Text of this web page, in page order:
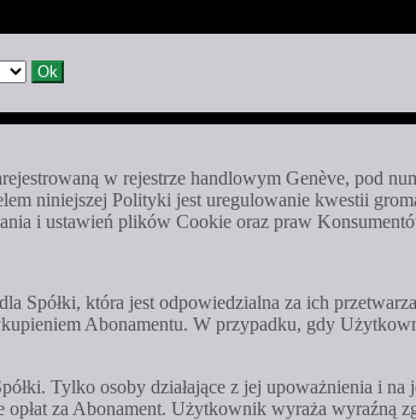
w rejestrze handlowym Genève, pod
niniejszej Polityki jest uregulowanie kwestii
i ustawień plików Cookie oraz praw
Spółki, która jest odpowiedzialna za ich
Abonamentu. W przypadku, gdy
Tylko osoby działające z jej upoważnienia i
za Abonament. Użytkownik wyraża